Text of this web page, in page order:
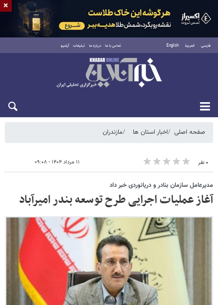
فارسی العربية English تماس با ما درباره ما تبلیغات آرشیو
جمعه ۱۶ مرداد ۱۴۰۵
صفحه اصلی اخبار استان ها مازندران
۰ نفر ۱۱ مرداد ۱۴۰۴ - ۰۹:۰۸
مدیرعامل سازمان بنادر و دریانوردی خبر داد
آغاز عملیات اجرایی طرح توسعه بندر امیرآباد
×